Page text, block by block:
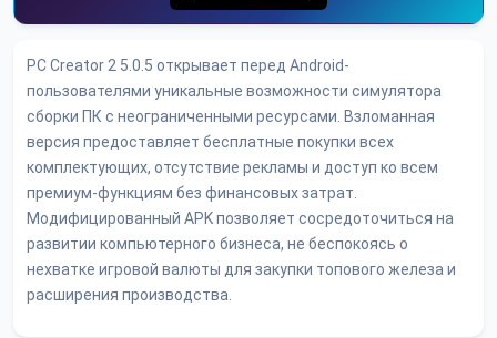
PC Creator 2 5.0.5 открывает перед Android-
пользователями уникальные возможности симулятора
сборки ПК с неограниченными ресурсами. Взломанная
версия предоставляет бесплатные покупки всех
комплектующих, отсутствие рекламы и доступ ко всем
премиум-функциям без финансовых затрат.
Модифицированный APK позволяет сосредоточиться на
развитии компьютерного бизнеса, не беспокоясь о
нехватке игровой валюты для закупки топового железа и
расширения производства.